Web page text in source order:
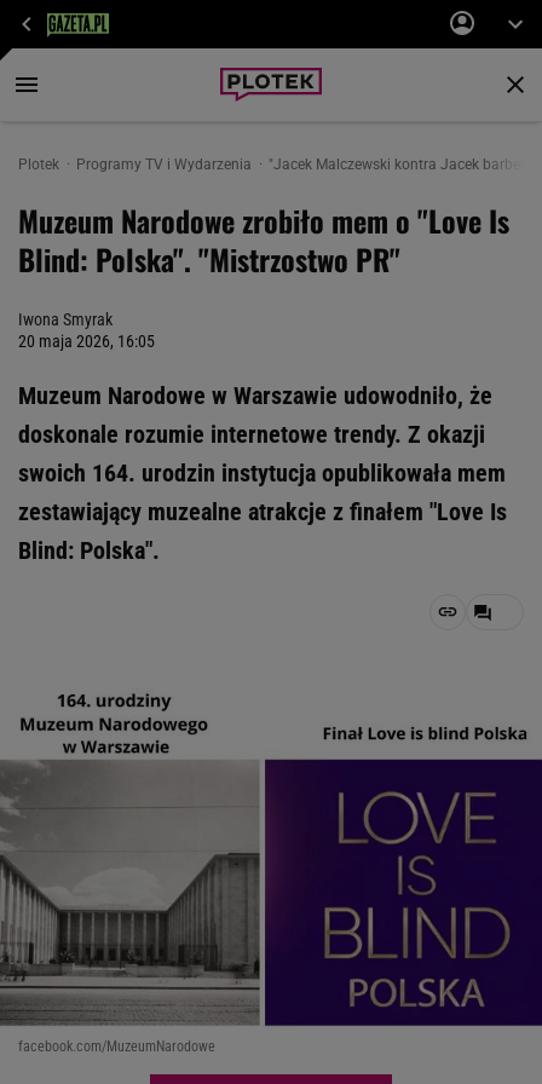
Plotek Programy TV i Wydarzenia "Jacek Malczewski kontra Jacek
Muzeum Narodowe zrobiło mem o "Love Is
Blind: Polska". "Mistrzostwo PR"
Iwona Smyrak
20 maja 2026, 16:05
Muzeum Narodowe w Warszawie udowodniło, że
doskonale rozumie internetowe trendy. Z okazji
swoich 164. urodzin instytucja opublikowała mem
zestawiający muzealne atrakcje z finałem "Love Is
Blind: Polska".
facebook.com/MuzeumNarodowe